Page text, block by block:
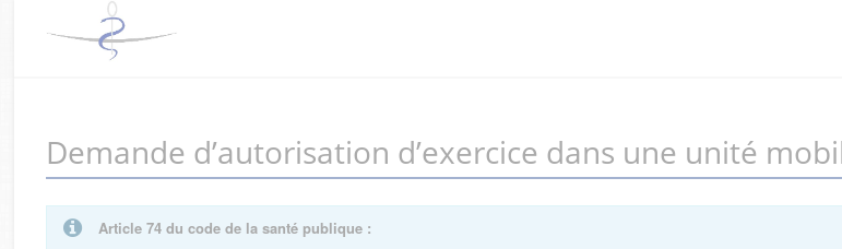
Demande d’autorisation d’exercice dans une unité
Article 74 du code de la santé publique :